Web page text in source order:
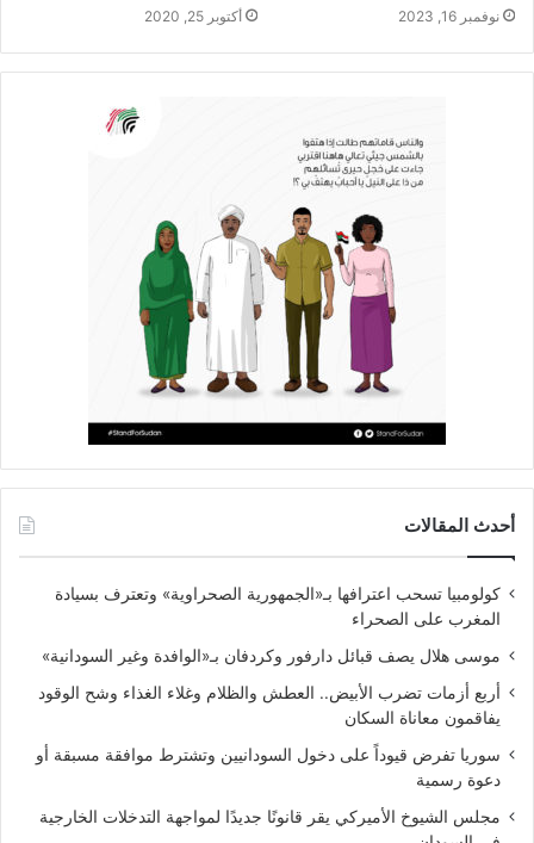
نوفمبر 16, 2023 أكتوبر 25, 2020
أحدث المقالات
كولومبيا تسحب اعترافها بـ«الجمهورية الصحراوية» وتعترف بسيادة
المغرب على الصحراء
موسى هلال يصف قبائل دارفور وكردفان بـ«الوافدة وغير السودانية»
أربع أزمات تضرب الأبيض.. العطش والظلام وغلاء الغذاء وشح الوقود
يفاقمون معاناة السكان
سوريا تفرض قيوداً على دخول السودانيين وتشترط موافقة مسبقة أو
دعوة رسمية
مجلس الشيوخ الأميركي يقر قانونًا جديدًا لمواجهة التدخلات الخارجية